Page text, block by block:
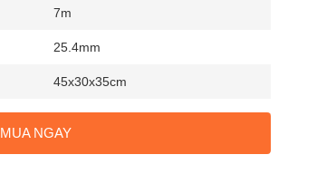
7m
25.4mm
45x30x35cm
MUA NGAY